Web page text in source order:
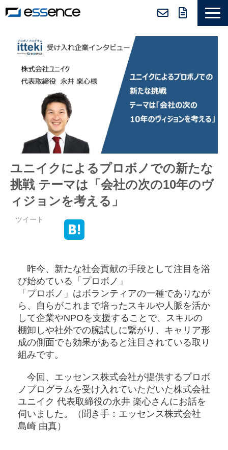
サービス紹介
ニュース＆トピックス
会社紹介
導入事例
採用情報
セミナー＆コラム
ユニイクによるプロボノでの新たな
挑戦 テーマは「会社の次の10年のヴ
ィジョンを考える」
ツイート
昨今、新たな社会貢献の手段として注目を浴
び始めている「プロボノ」
「プロボノ」はボランティアの一種でありなが
ら、自らがこれまで培ったスキルや人脈を活か
して企業やNPOを支援することで、スキルの
棚卸しや社外での腕試しに繋がり、キャリア形
成の側面でも効果があると注目されている取り
組みです。
今回、エッセンス株式会社が提供するプロボ
ノプログラムを受け入れていただいた株式会社
ユニイク 代表取締役の永井 楽心さんにお話を
伺いました。（聞き手：エッセンス株式会社
島崎 由真）